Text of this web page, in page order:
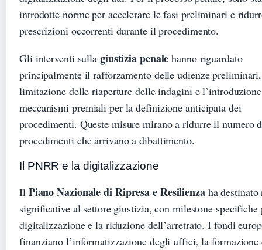
introdotte norme per accelerare le fasi preliminari e
prescrizioni occorrenti durante il procedimento.
Gli interventi sulla giustizia penale hanno riguardato
principalmente il rafforzamento delle udienze
limitazione delle riaperture delle indagini e
meccanismi premiali per la definizione anticipata dei
procedimenti. Queste misure mirano a ridurre il numero
procedimenti che arrivano a dibattimento.
Il PNRR e la digitalizzazione
Il Piano Nazionale di Ripresa e Resilienzaha destinato
significative al settore giustizia, con milestone specifiche
digitalizzazione e la riduzione dell’arretrato. I fondi
finanziano l’informatizzazione degli uffici, la formazione